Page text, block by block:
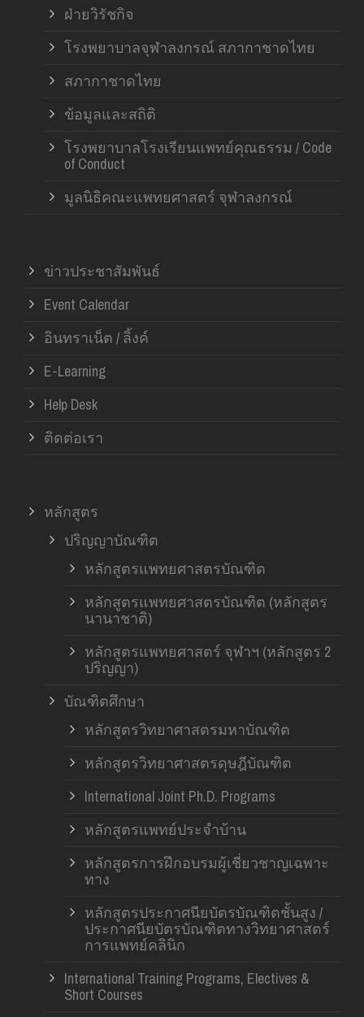
ฝ่ายวิรัชกิจ
โรงพยาบาลจุฬาลงกรณ์ สภากาชาดไทย
สภากาชาดไทย
ข้อมูลและสถิติ
โรงพยาบาลโรงเรียนแพทย์คุณธรรม / Code
of Conduct
มูลนิธิคณะแพทยศาสตร์ จุฬาลงกรณ์
ข่าวประชาสัมพันธ์
Event Calendar
อินทราเน็ต / ลิ้งค์
E-Learning
Help Desk
ติดต่อเรา
หลักสูตร
ปริญญาบัณฑิต
หลักสูตรแพทยศาสตรบัณฑิต
หลักสูตรแพทยศาสตรบัณฑิต (หลักสูตร
นานาชาติ)
หลักสูตรแพทยศาสตร์ จุฬาฯ (หลักสูตร 2
ปริญญา)
บัณฑิตศึกษา
หลักสูตรวิทยาศาสตรมหาบัณฑิต
หลักสูตรวิทยาศาสตรดุษฎีบัณฑิต
International Joint Ph.D. Programs
หลักสูตรแพทย์ประจำบ้าน
หลักสูตรการฝึกอบรมผู้เชี่ยวชาญเฉพาะ
ทาง
หลักสูตรประกาศนียบัตรบัณฑิตชั้นสูง /
ประกาศนียบัตรบัณฑิตทางวิทยาศาสตร์
การแพทย์คลินิก
International Training Programs, Electives &
Short Courses